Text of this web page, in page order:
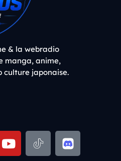
& la webradio
manga, anime,
culture japonaise.